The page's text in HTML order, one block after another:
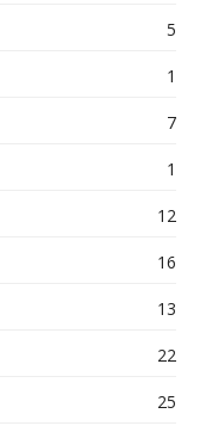
5
1
7
1
12
16
13
22
25